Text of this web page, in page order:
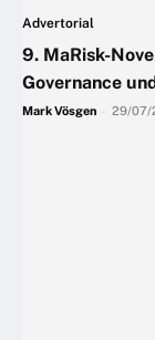
Advertorial
9. MaRisk-
Governance
Mark Vösgen 29/07/